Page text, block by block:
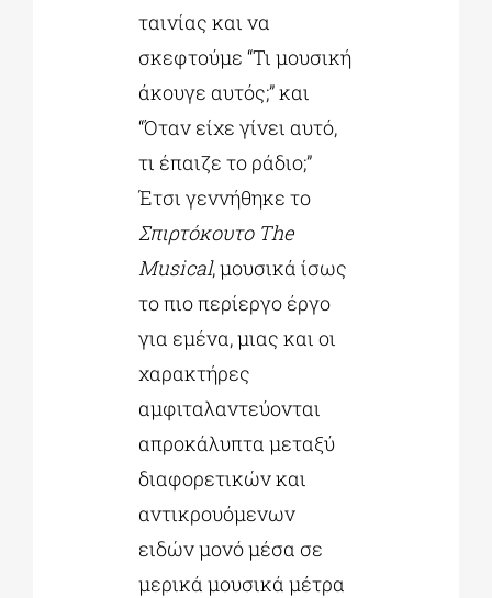
ταινίας και να
σκεφτούμε “Τι μουσική
άκουγε αυτός;” και
“Όταν είχε γίνει αυτό,
τι έπαιζε το ράδιο;”
Έτσι γεννήθηκε το
Σπιρτόκουτο The
Musical, μουσικά ίσως
το πιο περίεργο έργο
για εμένα, μιας και οι
χαρακτήρες
αμφιταλαντεύονται
απροκάλυπτα μεταξύ
διαφορετικών και
αντικρουόμενων
ειδών μονό μέσα σε
μερικά μουσικά μέτρα